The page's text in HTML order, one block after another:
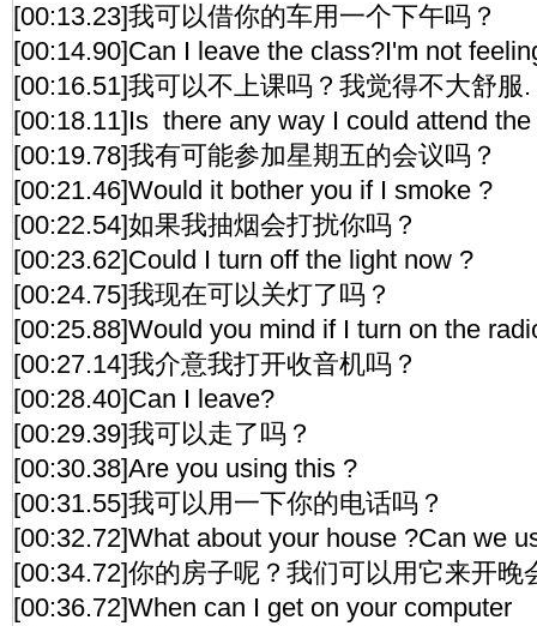
[00:13.23]我可以借你的车用一个下午吗？
[00:14.90]Can I leave the class?I'm not
[00:16.51]我可以不上课吗？我觉得不大舒服.
[00:18.11]Is there any way I could attend
[00:19.78]我有可能参加星期五的会议吗？
[00:21.46]Would it bother you if I smoke ?
[00:22.54]如果我抽烟会打扰你吗？
[00:23.62]Could I turn off the light now ?
[00:24.75]我现在可以关灯了吗？
[00:25.88]Would you mind if I turn on the
[00:27.14]我介意我打开收音机吗？
[00:28.40]Can I leave?
[00:29.39]我可以走了吗？
[00:30.38]Are you using this ?
[00:31.55]我可以用一下你的电话吗？
[00:32.72]What about your house ?Can we
[00:34.72]你的房子呢？我们可以用它来开晚
[00:36.72]When can I get on your computer